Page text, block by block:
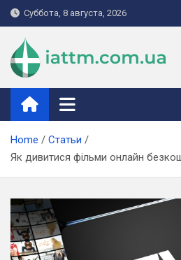
Skip
to
content
Суббота, 8 августа, 2026
iattm.com.ua
Home
Статьи
Як дивитися фільми онлайн